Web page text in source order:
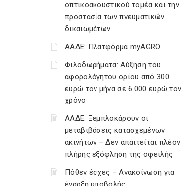
οπτικοακουστικού τομέα και την
προστασία των πνευματικών
δικαιωμάτων
ΑΑΔΕ: Πλατφόρμα myAGRO
Φιλοδωρήματα: Αύξηση του
αφορολόγητου ορίου από 300
ευρώ τον μήνα σε 6.000 ευρώ τον
χρόνο
ΑΑΔΕ: Ξεμπλοκάρουν οι
μεταβιβάσεις κατασχεμένων
ακινήτων – Δεν απαιτείται πλέον
πλήρης εξόφληση της οφειλής
Πόθεν έσχες – Ανακοίνωση για
έναρξη υποβολής